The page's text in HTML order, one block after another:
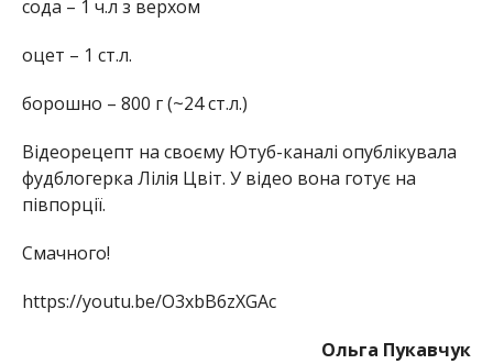
сода – 1 ч.л з верхом
оцет – 1 ст.л.
борошно – 800 г (~24 ст.л.)
Відеорецепт на своєму Ютуб-каналі опублікувала
фудблогерка Лілія Цвіт. У відео вона готує на
півпорції.
Смачного!
https://youtu.be/O3xbB6zXGAc
Ольга Пукавчук